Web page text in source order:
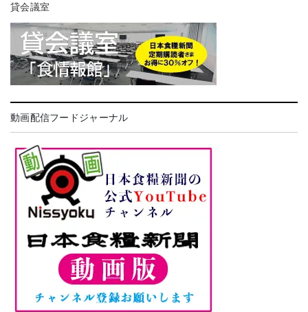
貸会議室
動画配信フードジャーナル